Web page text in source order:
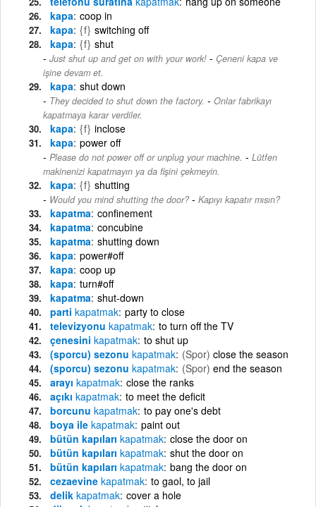
kapa coop in
kapa {f} switching off
kapa {f} shut
Just shut up and get on with your work! - Çeneni kapa ve
işine devam et.
kapa shut down
They decided to shut down the factory. - Onlar fabrikayı
kapatmaya karar verdiler.
kapa {f} inclose
kapa power off
Please do not power off or unplug your machine. - Lütfen
makinenizi kapatmayın ya da fişini çekmeyin.
kapa {f} shutting
Would you mind shutting the door? - Kapıyı kapatır mısın?
kapatma confinement
kapatma concubine
kapatma shutting down
kapa power#off
kapa coop up
kapa turn#off
kapatma shut-down
parti kapatmak party to close
televizyonu kapatmak to turn off the TV
çenesini kapatmak to shut up
(sporcu) sezonu kapatmak (Spor) close the season
(sporcu) sezonu kapatmak (Spor) end the season
arayı kapatmak close the ranks
açıkı kapatmak to meet the deficit
borcunu kapatmak to pay one's debt
boya ile kapatmak paint out
bütün kapıları kapatmak close the door on
bütün kapıları kapatmak shut the door on
bütün kapıları kapatmak bang the door on
cezaevine kapatmak to gaol, to jail
delik kapatmak cover a hole